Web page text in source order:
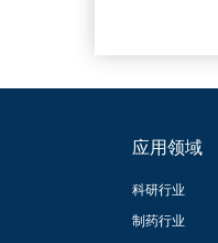
应用领域
科研行业
制药行业